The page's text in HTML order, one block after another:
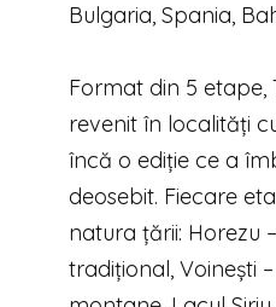
Bulgaria, Spania,
Format din 5 etape,
revenit în localități
încă o ediție ce a
deosebit. Fiecare
natura țării: Horezu
tradițional, Voinești